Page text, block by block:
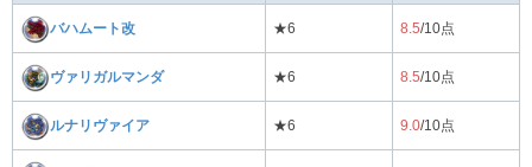
バハムート改 ★6 8.5/10点
ヴァリガルマンダ ★6 8.5/10点
ルナリヴァイア ★6 9.0/10点